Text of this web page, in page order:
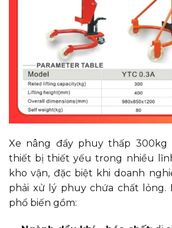
Xe nâng đẩy phuy thấp 300kg
thiết bị thiết yếu trong nhiều
kho vận, đặc biệt khi doanh
phải xử lý phuy chứa chất lỏng.
phổ biến gồm: